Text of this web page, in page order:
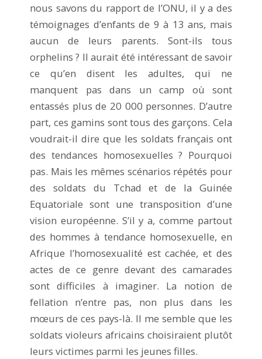
nous savons du rapport de l’ONU, il y a des
témoignages d’enfants de 9 à 13 ans, mais
aucun de leurs parents. Sont-ils tous
orphelins ? Il aurait été intéressant de savoir
ce qu’en disent les adultes, qui ne
manquent pas dans un camp où sont
entassés plus de 20 000 personnes. D’autre
part, ces gamins sont tous des garçons. Cela
voudrait-il dire que les soldats français ont
des tendances homosexuelles ? Pourquoi
pas. Mais les mêmes scénarios répétés pour
des soldats du Tchad et de la Guinée
Equatoriale sont une transposition d’une
vision européenne. S’il y a, comme partout
des hommes à tendance homosexuelle, en
Afrique l’homosexualité est cachée, et des
actes de ce genre devant des camarades
sont difficiles à imaginer. La notion de
fellation n’entre pas, non plus dans les
mœurs de ces pays-là. Il me semble que les
soldats violeurs africains choisiraient plutôt
leurs victimes parmi les jeunes filles.